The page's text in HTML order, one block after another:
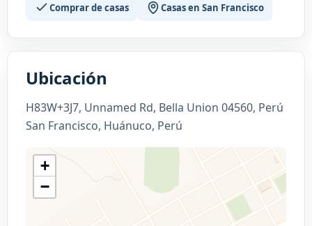
Comprar de casas Casas en San Francisco
Ubicación
H83W+3J7, Unnamed Rd, Bella Union 04560, Perú
San Francisco, Huánuco, Perú
+
−